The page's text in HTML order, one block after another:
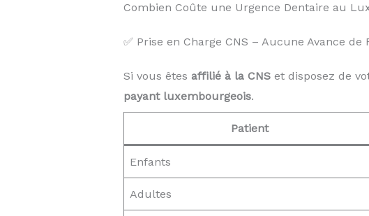
Combien Coûte une Urgence Dentaire au
✅ Prise en Charge CNS – Aucune Avance de
Si vous êtes affilié à la CNSet disposez de
payant luxembourgeois.
Patient
Enfants
Adultes